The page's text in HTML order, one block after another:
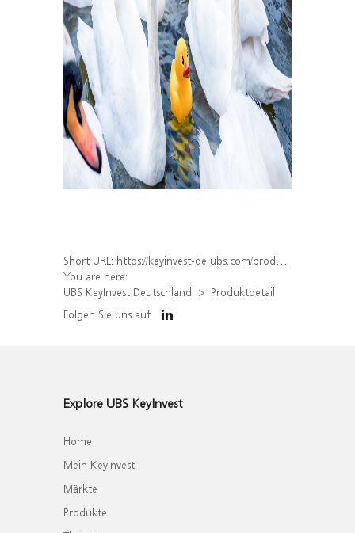
Short URL: https://keyinvest-de.ubs.com/produkt/detail/index/isin/DE000WA44NF9
You are here:
UBS KeyInvest Deutschland
Produktdetail
Folgen Sie uns auf
Explore UBS KeyInvest
Home
Mein KeyInvest
Märkte
Produkte